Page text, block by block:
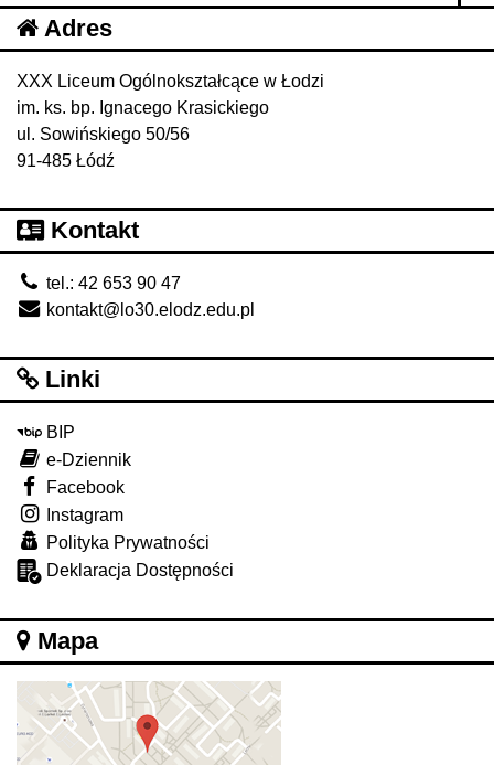
Adres
XXX Liceum Ogólnokształcące w Łodzi
im. ks. bp. Ignacego Krasickiego
ul. Sowińskiego 50/56
91-485 Łódź
Kontakt
tel.: 42 653 90 47
kontakt@lo30.elodz.edu.pl
Linki
BIP
e-Dziennik
Facebook
Instagram
Polityka Prywatności
Deklaracja Dostępności
Mapa